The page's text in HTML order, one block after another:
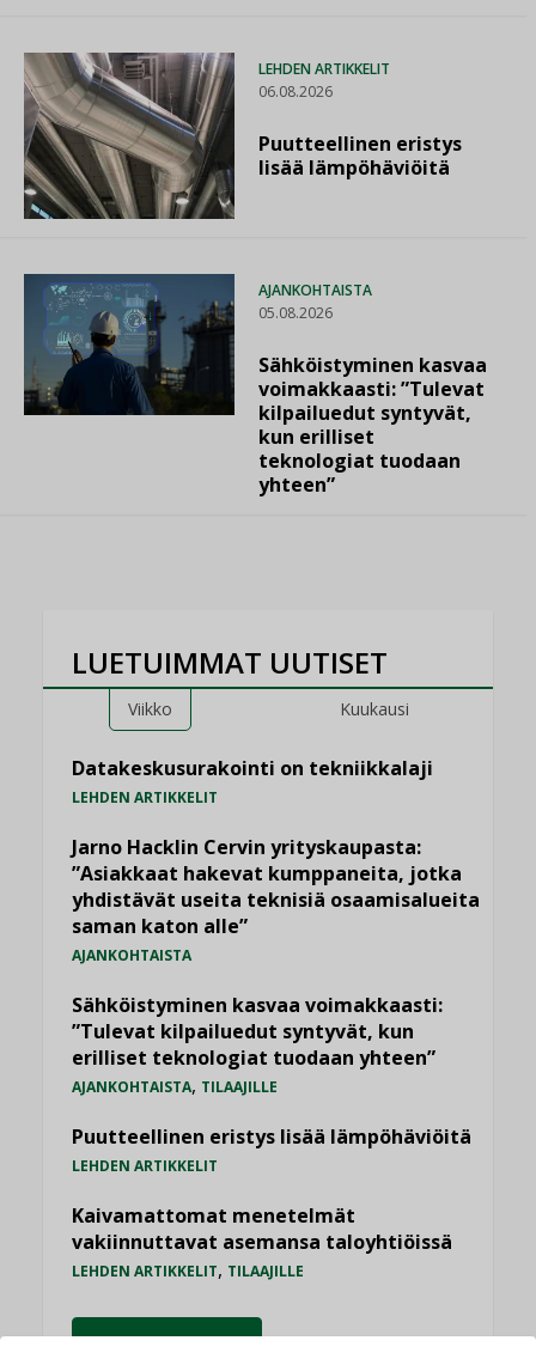
LEHDEN ARTIKKELIT
06.08.2026
Puutteellinen eristys
lisää lämpöhäviöitä
AJANKOHTAISTA
05.08.2026
Sähköistyminen kasvaa
voimakkaasti: ”Tulevat
kilpailuedut syntyvät,
kun erilliset
teknologiat tuodaan
yhteen”
LUETUIMMAT UUTISET
Viikko Kuukausi
Datakeskusurakointi on tekniikkalaji
LEHDEN ARTIKKELIT
Jarno Hacklin Cervin yrityskaupasta:
”Asiakkaat hakevat kumppaneita, jotka
yhdistävät useita teknisiä osaamisalueita
saman katon alle”
AJANKOHTAISTA
Sähköistyminen kasvaa voimakkaasti:
”Tulevat kilpailuedut syntyvät, kun
erilliset teknologiat tuodaan yhteen”
AJANKOHTAISTA, TILAAJILLE
Puutteellinen eristys lisää lämpöhäviöitä
LEHDEN ARTIKKELIT
Kaivamattomat menetelmät
vakiinnuttavat asemansa taloyhtiöissä
LEHDEN ARTIKKELIT, TILAAJILLE